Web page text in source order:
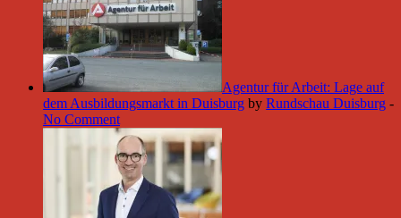
Agentur für Arbeit: Lage auf
dem Ausbildungsmarkt in Duisburg by Rundschau Duisburg -
No Comment